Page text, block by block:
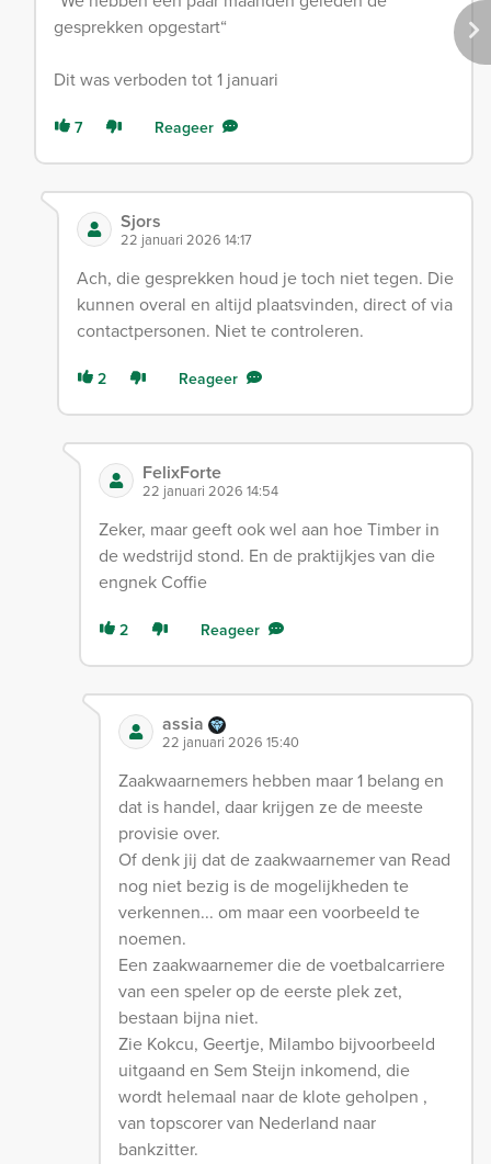
gesprekken opgestart“
Dit was verboden tot 1 januari
7 Reageer
Sjors
22 januari 2026 14:17
Ach, die gesprekken houd je toch niet tegen. Die
kunnen overal en altijd plaatsvinden, direct of via
contactpersonen. Niet te controleren.
2 Reageer
FelixForte
22 januari 2026 14:54
Zeker, maar geeft ook wel aan hoe Timber in
de wedstrijd stond. En de praktijkjes van die
engnek Coffie
2 Reageer
assia
22 januari 2026 15:40
Zaakwaarnemers hebben maar 1 belang en
dat is handel, daar krijgen ze de meeste
provisie over.
Of denk jij dat de zaakwaarnemer van Read
nog niet bezig is de mogelijkheden te
verkennen... om maar een voorbeeld te
noemen.
Een zaakwaarnemer die de voetbalcarriere
van een speler op de eerste plek zet,
bestaan bijna niet.
Zie Kokcu, Geertje, Milambo bijvoorbeeld
uitgaand en Sem Steijn inkomend, die
wordt helemaal naar de klote geholpen ,
van topscorer van Nederland naar
bankzitter.